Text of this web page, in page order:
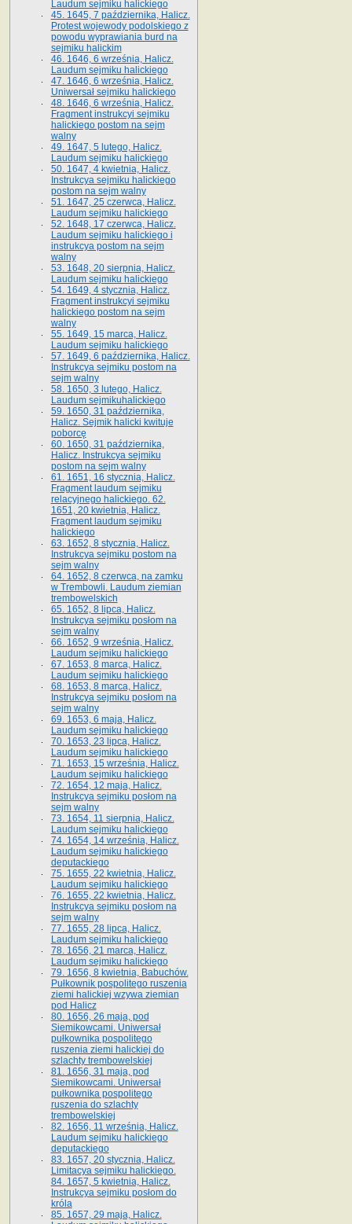
Laudum sejmiku halickiego
45. 1645, 7 października, Halicz.
Protest wojewody podolskiego z
powodu wyprawiania burd na
sejmiku halickim
46. 1646, 6 września, Halicz.
Laudum sejmiku halickiego
47. 1646, 6 września, Halicz.
Uniwersał sejmiku halickiego
48. 1646, 6 września, Halicz.
Fragment instrukcyi sejmiku
halickiego postom na sejm
walny
49. 1647, 5 lutego, Halicz.
Laudum sejmiku halickiego
50. 1647, 4 kwietnia, Halicz.
Instrukcya sejmiku halickiego
postom na sejm walny
51. 1647, 25 czerwca, Halicz.
Laudum sejmiku halickiego
52. 1648, 17 czerwca, Halicz.
Laudum sejmiku halickiego i
instrukcya postom na sejm
walny
53. 1648, 20 sierpnia, Halicz.
Laudum sejmiku halickiego
54. 1649, 4 stycznia, Halicz.
Fragment instrukcyi sejmiku
halickiego postom na sejm
walny
55. 1649, 15 marca, Halicz.
Laudum sejmiku halickiego
57. 1649, 6 października, Halicz.
Instrukcya sejmiku postom na
sejm walny
58. 1650, 3 lutego, Halicz.
Laudum sejmikuhalickiego
59. 1650, 31 października,
Halicz. Sejmik halicki kwituje
poborcę
60. 1650, 31 października,
Halicz. Instrukcya sejmiku
postom na sejm walny
61. 1651, 16 stycznia, Halicz.
Fragment laudum sejmiku
relacyjnego halickiego. 62.
1651, 20 kwietnia, Halicz.
Fragment laudum sejmiku
halickiego
63. 1652, 8 stycznia, Halicz.
Instrukcya sejmiku postom na
sejm walny
64. 1652, 8 czerwca, na zamku
w Trembowli. Laudum ziemian
trembowelskich
65. 1652, 8 lipca, Halicz.
Instrukcya sejmiku posłom na
sejm walny
66. 1652, 9 września, Halicz.
Laudum sejmiku halickiego
67. 1653, 8 marca, Halicz.
Laudum sejmiku halickiego
68. 1653, 8 marca, Halicz.
Instrukcya sejmiku posłom na
sejm walny
69. 1653, 6 maja, Halicz.
Laudum sejmiku halickiego
70. 1653, 23 lipca, Halicz.
Laudum sejmiku halickiego
71. 1653, 15 września, Halicz.
Laudum sejmiku halickiego
72. 1654, 12 maja, Halicz.
Instrukcya sejmiku posłom na
sejm walny
73. 1654, 11 sierpnia, Halicz.
Laudum sejmiku halickiego
74. 1654, 14 września, Halicz.
Laudum sejmiku halickiego
deputackiego
75. 1655, 22 kwietnia, Halicz.
Laudum sejmiku halickiego
76. 1655, 22 kwietnia, Halicz.
Instrukcya sejmiku posłom na
sejm walny
77. 1655, 28 lipca, Halicz.
Laudum sejmiku halickiego
78. 1656, 21 marca, Halicz.
Laudum sejmiku halickiego
79. 1656, 8 kwietnia, Babuchów.
Pułkownik pospolitego ruszenia
ziemi halickiej wzywa ziemian
pod Halicz
80. 1656, 26 maja, pod
Siemikowcami. Uniwersał
pułkownika pospolitego
ruszenia ziemi halickiej do
szlachty trembowelskiej
81. 1656, 31 maja, pod
Siemikowcami. Uniwersał
pułkownika pospolitego
ruszenia do szlachty
trembowelskiej
82. 1656, 11 września, Halicz.
Laudum sejmiku halickiego
deputackiego
83. 1657, 20 stycznia, Halicz.
Limitacya sejmiku halickiego.
84. 1657, 5 kwietnia, Halicz.
Instrukcya sejmiku posłom do
króla
85. 1657, 29 maja, Halicz.